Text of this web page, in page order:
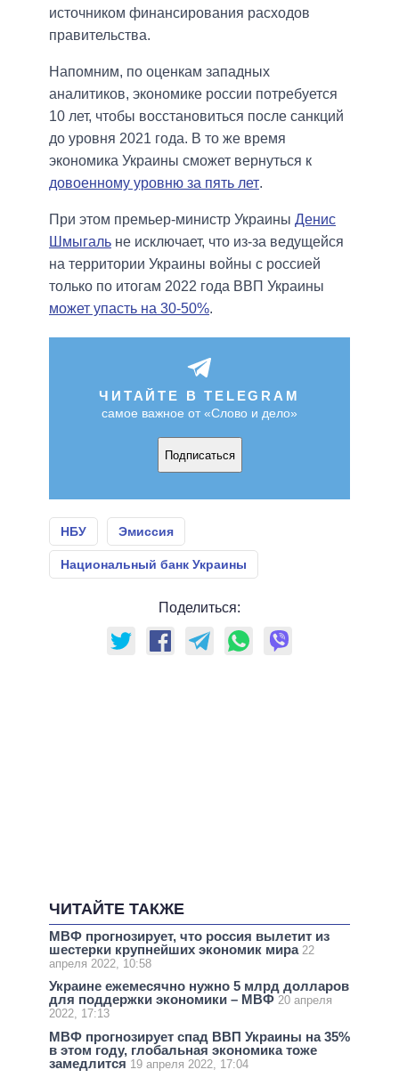
источником финансирования расходов
правительства.
Напомним, по оценкам западных
аналитиков, экономике россии потребуется
10 лет, чтобы восстановиться после санкций
до уровня 2021 года. В то же время
экономика Украины сможет вернуться к
довоенному уровню за пять лет.
При этом премьер-министр Украины Денис
Шмыгаль не исключает, что из-за ведущейся
на территории Украины войны с россией
только по итогам 2022 года ВВП Украины
может упасть на 30-50%.
ЧИТАЙТЕ В TELEGRAM
самое важное от «Слово и дело»
Подписаться
НБУ Эмиссия
Национальный банк Украины
Поделиться:
ЧИТАЙТЕ ТАКЖЕ
МВФ прогнозирует, что россия вылетит из
шестерки крупнейших экономик мира 22
апреля 2022, 10:58
Украине ежемесячно нужно 5 млрд долларов
для поддержки экономики – МВФ 20 апреля
2022, 17:13
МВФ прогнозирует спад ВВП Украины на 35%
в этом году, глобальная экономика тоже
замедлится 19 апреля 2022, 17:04